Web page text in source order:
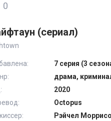
0
(сериал)
7 серия (3
драма,
2020
Octopus
Рэйчел